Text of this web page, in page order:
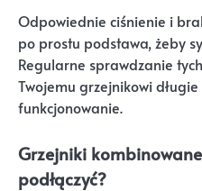
Odpowiednie ciśnienie i
po prostu podstawa, żeby
Regularne sprawdzanie
Twojemu grzejnikowi
funkcjonowanie.
Grzejniki
podłączyć?